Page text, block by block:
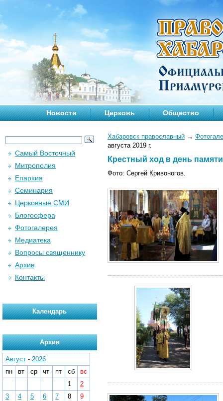
Новости Церковь Общество
Хабаровск православный →
августа 2019 г.
Крестный ход в день
Фото: Сергей Кривоногов.
Самый Восточный
Митрополия
Епархия
Семинария
Церковные СМИ
Блогосфера
Фотогалерея
Медиатека
Вопросы священнику
Архив
Контакты
Календарь
Архив
Август - 2026
пн
вт ср чт пт сб
вс
1
2
3
4 5 6 7 8
9